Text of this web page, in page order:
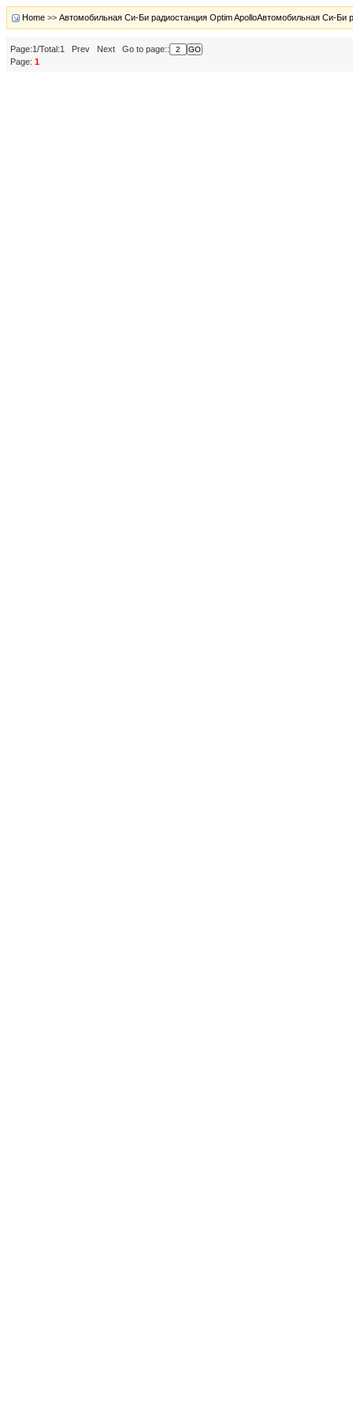
Home >> Автомобильная Си-Би радиостанция Optim ApolloАвтомобильная Си-Би
Page:1/Total:1 Prev Next Go to page::
Page: 1